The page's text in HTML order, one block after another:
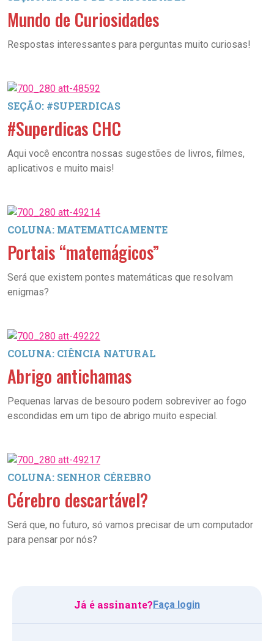
Mundo de Curiosidades
Respostas interessantes para perguntas muito curiosas!
SEÇÃO: #SUPERDICAS
#Superdicas CHC
Aqui você encontra nossas sugestões de livros, filmes,
aplicativos e muito mais!
COLUNA: MATEMATICAMENTE
Portais “matemágicos”
Será que existem pontes matemáticas que resolvam
enigmas?
COLUNA: CIÊNCIA NATURAL
Abrigo antichamas
Pequenas larvas de besouro podem sobreviver ao fogo
escondidas em um tipo de abrigo muito especial.
COLUNA: SENHOR CÉREBRO
Cérebro descartável?
Será que, no futuro, só vamos precisar de um computador
para pensar por nós?
Já é assinante?Faça login